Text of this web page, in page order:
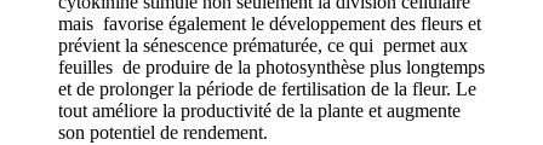
mais favorise également le développement des fleurs et
prévient la sénescence prématurée, ce qui permet aux
feuilles de produire de la photosynthèse plus longtemps
et de prolonger la période de fertilisation de la fleur. Le
tout améliore la productivité de la plante et augmente
son potentiel de rendement.